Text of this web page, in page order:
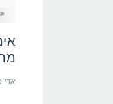
אדי